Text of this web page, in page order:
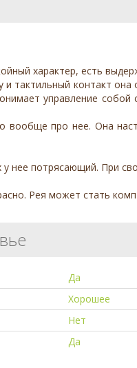
характер, есть
и тактильный контакт
управление
вообще про нее. Она
у нее потрясающий. При
Рея может стать
Да
Хорошее
Нет
Да